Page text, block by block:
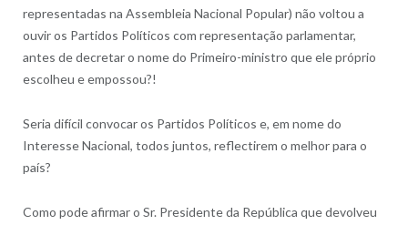
representadas na Assembleia Nacional Popular) não voltou a
ouvir os Partidos Políticos com representação parlamentar,
antes de decretar o nome do Primeiro-ministro que ele próprio
escolheu e empossou?!
Seria difícil convocar os Partidos Políticos e, em nome do
Interesse Nacional, todos juntos, reflectirem o melhor para o
país?
Como pode afirmar o Sr. Presidente da República que devolveu